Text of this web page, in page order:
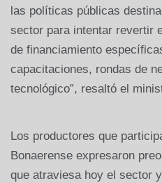
las políticas públicas
sector para intentar revertir
de financiamiento
capacitaciones, rondas de
tecnológico”, resaltó el
Los productores que
Bonaerense expresaron
que atraviesa hoy el sector